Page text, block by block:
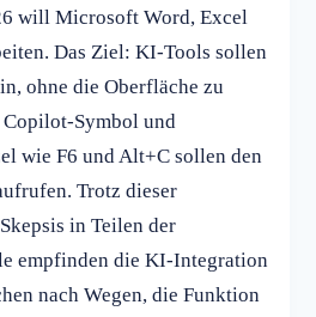
will Microsoft Word, Excel
Das Ziel: KI-Tools sollen
ohne die Oberfläche zu
Copilot-Symbol und
wie F6 und Alt+C sollen den
Trotz dieser
in Teilen der
empfinden die KI-Integration
nach Wegen, die Funktion